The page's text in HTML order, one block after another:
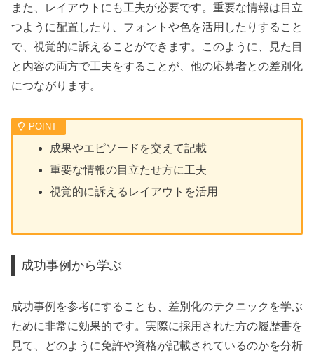
また、レイアウトにも工夫が必要です。重要な情報は目立
つように配置したり、フォントや色を活用したりすること
で、視覚的に訴えることができます。このように、見た目
と内容の両方で工夫をすることが、他の応募者との差別化
につながります。
成果やエピソードを交えて記載
重要な情報の目立たせ方に工夫
視覚的に訴えるレイアウトを活用
成功事例から学ぶ
成功事例を参考にすることも、差別化のテクニックを学ぶ
ために非常に効果的です。実際に採用された方の履歴書を
見て、どのように免許や資格が記載されているのかを分析